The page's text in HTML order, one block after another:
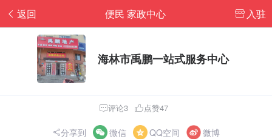
返回 入驻
便民 家政中心
海林市禹鹏一站式服务中心
评论3 点赞47
分享到 微信 QQ空间 微博